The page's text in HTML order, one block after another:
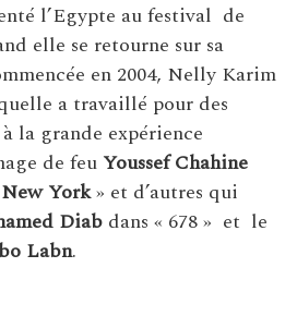
l’Egypte au festival de
elle se retourne sur sa
en 2004, Nelly Karim
a travaillé pour des
la grande expérience
de feu Youssef Chahine
York» et d’autres qui
Diab dans « 678 » et le
Labn.